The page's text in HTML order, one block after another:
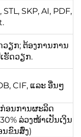
SKP, AI, PDF,
ຽກ; ຕ້ອງການການ
ຮັດວຽກ.
CIF, ແລະ ອື່ນໆ
ກ່ອນການຜະລິດ
ລ່ວງໜ້າເປັນເງິນ
ນຂົນສົ່ງ)